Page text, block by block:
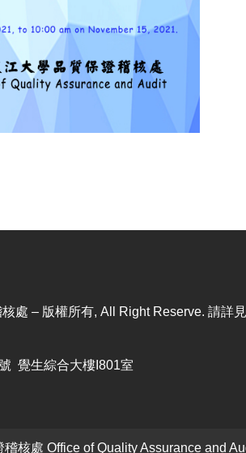
處 – 版權所有, All Right Reserve. 請詳見
覺生綜合大樓I801室
核處 Office of Quality Assurance